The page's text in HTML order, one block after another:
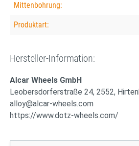
Mittenbohrung:
Produktart:
Hersteller-Information:
Alcar Wheels GmbH
Leobersdorferstraße 24, 2552,
alloy@alcar-wheels.com
https://www.dotz-wheels.com/